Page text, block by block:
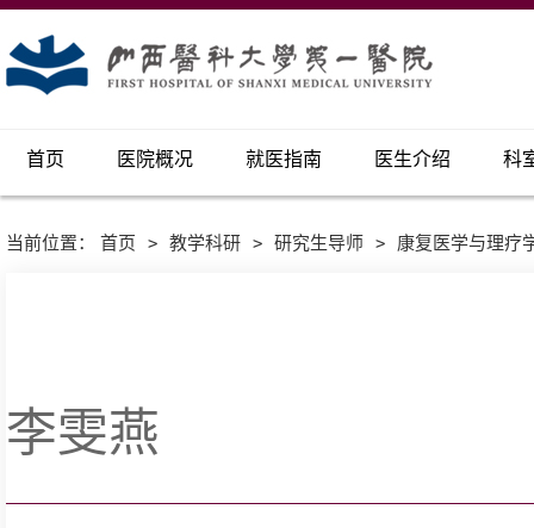
首页 医院概况 就医指南 医生介绍 科
当前位置： 首页 > 教学科研 > 研究生导师 > 康复医学与理疗
李雯燕